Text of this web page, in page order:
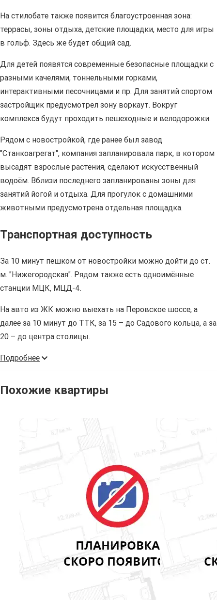
На стилобате также появится благоустроенная зона:
террасы, зоны отдыха, детские площадки, место для игры
в гольф. Здесь же будет общий сад.
Для детей появятся современные безопасные площадки с
разными качелями, тоннельными горками,
интерактивными песочницами и пр. Для занятий спортом
застройщик предусмотрел зону воркаут. Вокруг
комплекса будут проходить пешеходные и велодорожки.
Рядом с новостройкой, где ранее был завод
"Станкоагрегат", компания запланировала парк, в котором
высадят взрослые растения, сделают искусственный
водоём. Вблизи последнего запланированы зоны для
занятий йогой и отдыха. Для прогулок с домашними
животными предусмотрена отдельная площадка.
Транспортная доступность
За 10 минут пешком от новостройки можно дойти до ст.
м. "Нижегородская". Рядом также есть одноимённые
станции МЦК, МЦД-4.
На авто из ЖК можно выехать на Перовское шоссе, а
далее за 10 минут до ТТК, за 15 – до Садового кольца, а за
20 – до центра столицы.
Подробнее
Похожие квартиры